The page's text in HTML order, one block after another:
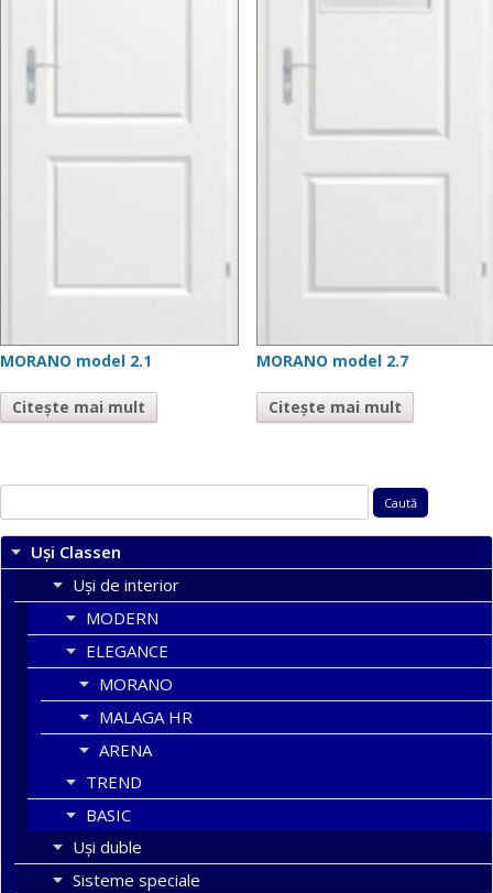
MORANO model 2.1
Citește mai mult
MORANO model 2.7
Citește mai mult
după:
Uși Classen
Uși de interior
MODERN
ELEGANCE
MORANO
MALAGA HR
ARENA
TREND
BASIC
Uşi duble
Sisteme speciale